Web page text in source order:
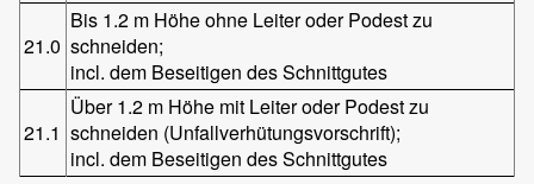
21.0
Bis 1.2 m Höhe ohne Leiter oder Podest zu
schneiden;
incl. dem Beseitigen des Schnittgutes
21.1
Über 1.2 m Höhe mit Leiter oder Podest zu
schneiden (Unfallverhütungsvorschrift);
incl. dem Beseitigen des Schnittgutes